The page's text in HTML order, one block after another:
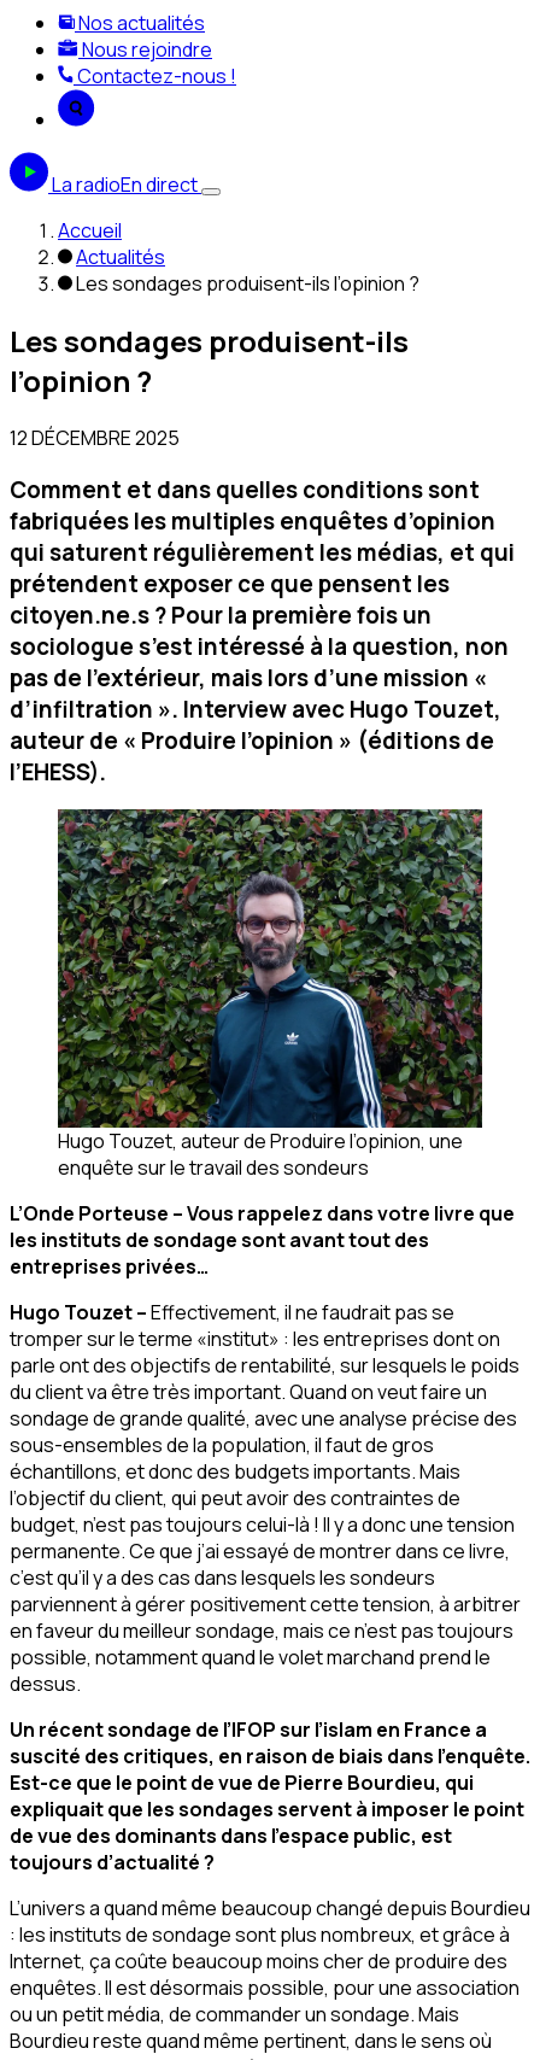
Nos actualités
Nous rejoindre
Contactez-nous !
La radioEn direct
Accueil
Actualités
Les sondages produisent-ils l’opinion ?
Les sondages produisent-ils
l’opinion ?
12 DÉCEMBRE 2025
Comment et dans quelles conditions sont
fabriquées les multiples enquêtes d’opinion
qui saturent régulièrement les médias, et qui
prétendent exposer ce que pensent les
citoyen.ne.s ? Pour la première fois un
sociologue s’est intéressé à la question, non
pas de l’extérieur, mais lors d’une mission «
d’infiltration ». Interview avec Hugo Touzet,
auteur de « Produire l’opinion » (éditions de
l’EHESS).
Hugo Touzet, auteur de Produire l’opinion, une
enquête sur le travail des sondeurs
L’Onde Porteuse – Vous rappelez dans votre livre que
les instituts de sondage sont avant tout des
entreprises privées…
Hugo Touzet –Effectivement, il ne faudrait pas se
tromper sur le terme «institut» : les entreprises dont on
parle ont des objectifs de rentabilité, sur lesquels le poids
du client va être très important. Quand on veut faire un
sondage de grande qualité, avec une analyse précise des
sous-ensembles de la population, il faut de gros
échantillons, et donc des budgets importants. Mais
l’objectif du client, qui peut avoir des contraintes de
budget, n’est pas toujours celui-là ! Il y a donc une tension
permanente. Ce que j’ai essayé de montrer dans ce livre,
c’est qu’il y a des cas dans lesquels les sondeurs
parviennent à gérer positivement cette tension, à arbitrer
en faveur du meilleur sondage, mais ce n’est pas toujours
possible, notamment quand le volet marchand prend le
dessus.
Un récent sondage de l’IFOP sur l’islam en France a
suscité des critiques, en raison de biais dans l’enquête.
Est-ce que le point de vue de Pierre Bourdieu, qui
expliquait que les sondages servent à imposer le point
de vue des dominants dans l’espace public, est
toujours d’actualité ?
L’univers a quand même beaucoup changé depuis Bourdieu
: les instituts de sondage sont plus nombreux, et grâce à
Internet, ça coûte beaucoup moins cher de produire des
enquêtes. Il est désormais possible, pour une association
ou un petit média, de commander un sondage. Mais
Bourdieu reste quand même pertinent, dans le sens où